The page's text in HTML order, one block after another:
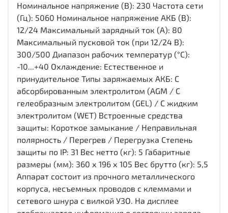
Номинальное напряжение (В): 230 Частота сети
(Гц): 5060 Номинальное напряжение АКБ (В):
12/24 Максимальный зарядный ток (А): 80
Максимальный пусковой ток (при 12/24 В):
300/500 Диапазон рабочих температур (°С):
-10...+40 Охлаждение: Естественное и
принудительное Типы заряжаемых АКБ: С
абсорбированным электролитом (AGM / С
гелеобразным электролитом (GEL) / С жидким
электролитом (WET) Встроенные средства
защиты: Короткое замыкание / Неправильная
полярность / Перегрев / Перегрузка Степень
защиты по IP: 31 Вес нетто (кг): 5 Габаритные
размеры (мм): 360 х 196 х 105 Вес брутто (кг): 5,5
Аппарат состоит из прочного металлического
корпуса, несъемных проводов с клеммами и
сетевого шнура с вилкой УЗО. На дисплее